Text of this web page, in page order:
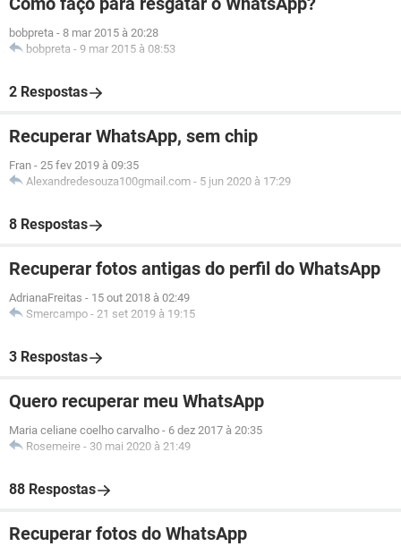
bobpreta - 8 mar 2015 à 20:28
bobpreta - 9 mar 2015 à 08:53
2 Respostas
Recuperar WhatsApp, sem chip
Fran - 25 fev 2019 à 09:35
Alexandredesouza100gmail.com - 5 jun 2020 à 17:29
8 Respostas
Recuperar fotos antigas do perfil do WhatsApp
AdrianaFreitas - 15 out 2018 à 02:49
Smercampo - 21 set 2019 à 19:15
3 Respostas
Quero recuperar meu WhatsApp
Maria celiane coelho carvalho - 6 dez 2017 à 20:35
Rosemeire - 30 mai 2020 à 21:49
88 Respostas
Recuperar fotos do WhatsApp